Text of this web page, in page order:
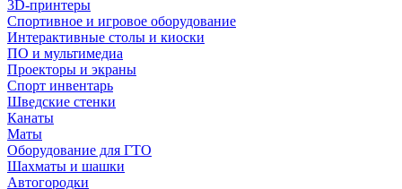
3D-принтеры
Спортивное и игровое оборудование
Интерактивные столы и киоски
ПО и мультимедиа
Проекторы и экраны
Спорт инвентарь
Шведские стенки
Канаты
Маты
Оборудование для ГТО
Шахматы и шашки
Автогородки